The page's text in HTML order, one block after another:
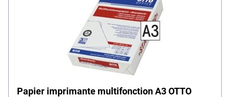
Papier imprimante multifonction A3 OTTO